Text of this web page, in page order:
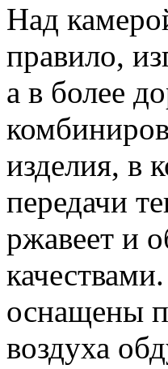
Над
правило,
а в более
изделия, в
передачи
ржавеет и
оснащены
воздуха